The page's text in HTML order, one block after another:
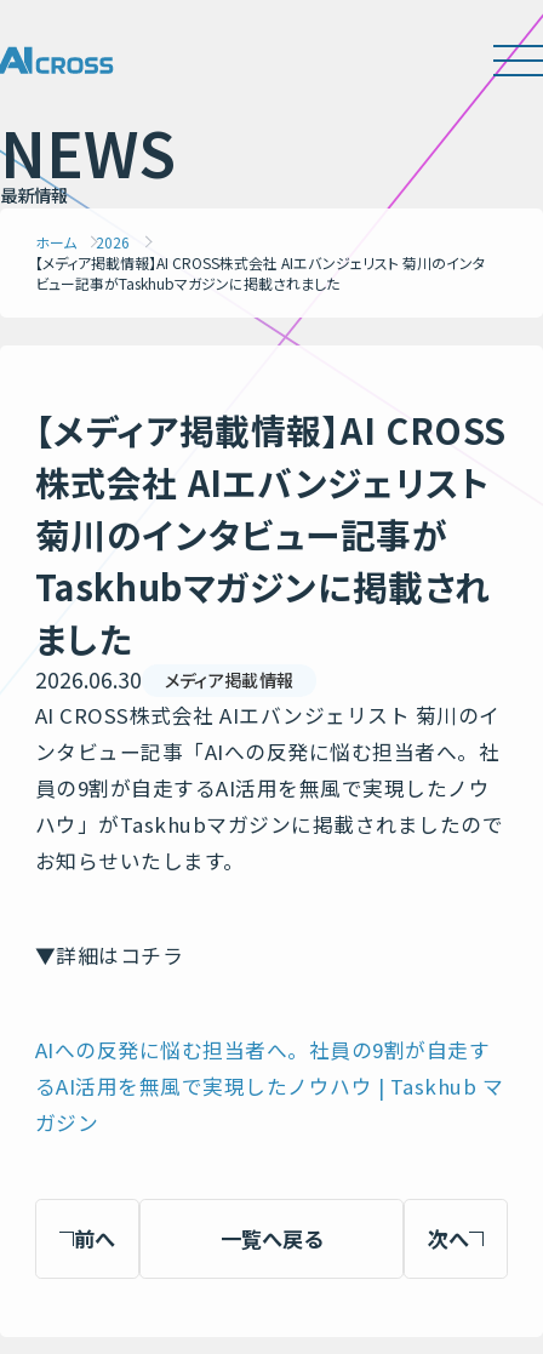
NEWS
最新情報
ホーム
2026
【メディア掲載情報】AI CROSS株式会社 AIエバンジェリスト 菊川のインタ
ビュー記事がTaskhubマガジンに掲載されました
【メディア掲載情報】AI CROSS
株式会社 AIエバンジェリスト
菊川のインタビュー記事が
Taskhubマガジンに掲載され
ました
2026.06.30 メディア掲載情報
AI CROSS株式会社 AIエバンジェリスト 菊川のイ
ンタビュー記事「AIへの反発に悩む担当者へ。社
員の9割が自走するAI活用を無風で実現したノウ
ハウ」がTaskhubマガジンに掲載されましたので
お知らせいたします。
▼詳細はコチラ
AIへの反発に悩む担当者へ。社員の9割が自走す
るAI活用を無風で実現したノウハウ | Taskhub マ
ガジン
前へ 一覧へ戻る 次へ